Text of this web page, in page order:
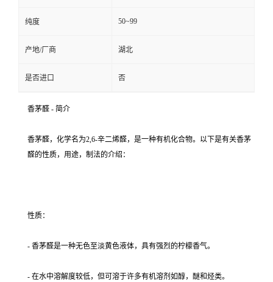
纯度 50~99
产地/厂商 湖北
是否进口 否
香茅醛 - 简介
香茅醛，化学名为2,6-辛二烯醛，是一种有机化合物。以下是有关香茅
醛的性质，用途，制法的介绍：
性质：
- 香茅醛是一种无色至淡黄色液体，具有强烈的柠檬香气。
- 在水中溶解度较低，但可溶于许多有机溶剂如醇，醚和烃类。